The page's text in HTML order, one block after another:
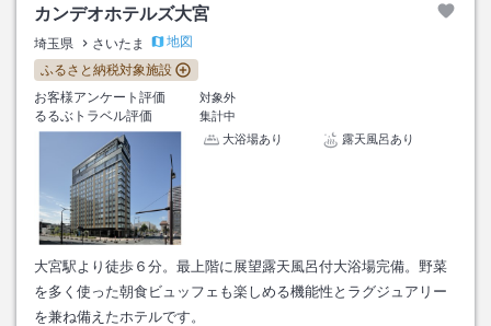
カンデオホテルズ大宮
埼玉県 さいたま
地図
ふるさと納税対象施設
お客様アンケート評価
対象外
るるぶトラベル評価
集計中
大浴場あり
露天風呂あり
大宮駅より徒歩６分。最上階に展望露天風呂付大浴場完備。野菜
を多く使った朝食ビュッフェも楽しめる機能性とラグジュアリー
を兼ね備えたホテルです。